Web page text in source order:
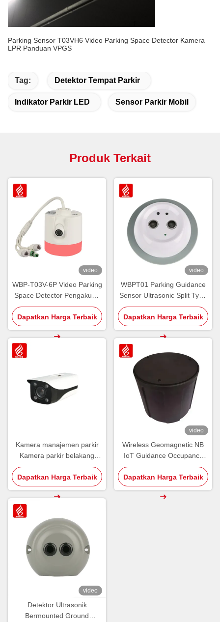
Parking Sensor T03VH6 Video Parking Space Detector Kamera
LPR Panduan VPGS
Tag: Detektor Tempat Parkir
Indikator Parkir LED Sensor Parkir Mobil
Produk Terkait
video
WBP-T03V-6P Video Parking
Space Detector Pengakuan
Simultan dari Beberapa
Tempat Parkir
Dapatkan Harga Terbaik
video
WBPT01 Parking Guidance
Sensor Ultrasonic Split Type
LED RGB Color Ultrasonic
Detector
Dapatkan Harga Terbaik
Kamera manajemen parkir
Kamera parkir belakang
WBP-T03V-RF
Dapatkan Harga Terbaik
video
Wireless Geomagnetic NB
IoT Guidance Occupancy
Detector Parking Sensor
Dapatkan Harga Terbaik
video
Detektor Ultrasonik
Bermounted Ground